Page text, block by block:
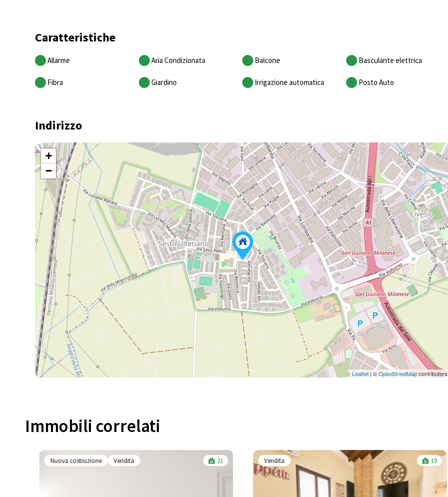
Caratteristiche
Allarme Aria Condizionata Balcone Basculante elettrica
Fibra Giardino Irrigazione automatica Posto Auto
Indirizzo
+
−
Leaflet| ©OpenStreetMapcontributors
Immobili correlati​
Nuova costruzione Vendita 21 Vendita 19